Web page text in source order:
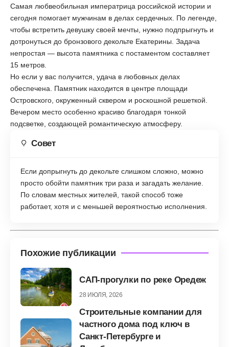
Самая любвеобильная императрица российской истории и
сегодня помогает мужчинам в делах сердечных. По легенде,
чтобы встретить девушку своей мечты, нужно подпрыгнуть и
дотронуться до бронзового декольте Екатерины. Задача
непростая — высота памятника с постаментом составляет
15 метров.
Но если у вас получится, удача в любовных делах
обеспечена. Памятник находится в центре площади
Островского, окруженный сквером и роскошной решеткой.
Вечером место особенно красиво благодаря тонкой
подсветке, создающей романтическую атмосферу.
Совет
Если допрыгнуть до декольте слишком сложно, можно
просто обойти памятник три раза и загадать желание.
По словам местных жителей, такой способ тоже
работает, хотя и с меньшей вероятностью исполнения.
Похожие публикации
САП-прогулки по реке Оредеж
28 ИЮЛЯ, 2026
Строительные компании для
частного дома под ключ в
Санкт-Петербурге и